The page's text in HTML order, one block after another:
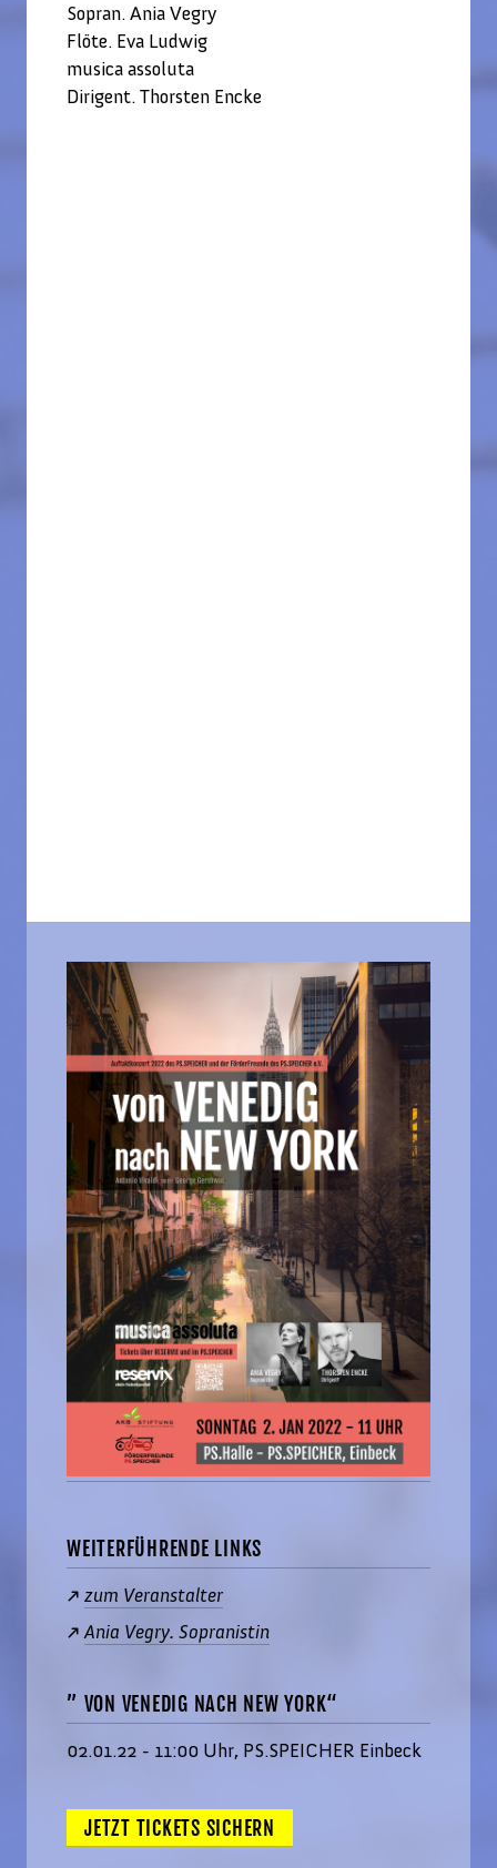
Sopran. Ania Vegry
Flöte. Eva Ludwig
musica assoluta
Dirigent. Thorsten Encke
WEITERFÜHRENDE LINKS
zum Veranstalter
Ania Vegry. Sopranistin
” VON VENEDIG NACH NEW YORK“
02.01.22 - 11:00 Uhr, PS.SPEICHER Einbeck
JETZT TICKETS SICHERN